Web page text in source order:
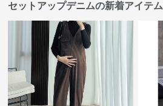
セットアップデニムの新着アイテム